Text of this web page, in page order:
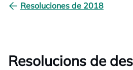
Resoluciones de 2018
Resolucions de